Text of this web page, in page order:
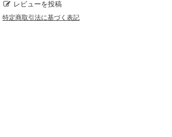
レビューを投稿
特定商取引法に基づく表記